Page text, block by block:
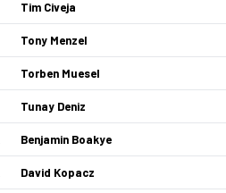
Tim Civeja
Tony Menzel
Torben Muesel
Tunay Deniz
Benjamin Boakye
David Kopacz